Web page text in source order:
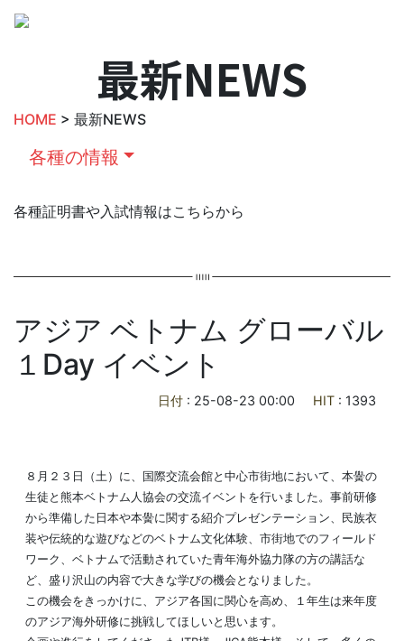
最新NEWS
HOME > 最新NEWS
各種の情報
各種証明書や入試情報はこちらから
アジア ベトナム グローバル
１Day イベント
日付 : 25-08-23 00:00 HIT : 1393
８月２３日（土）に、国際交流会館と中心市街地において、本黌の
生徒と熊本ベトナム人協会の交流イベントを行いました。事前研修
から準備した日本や本黌に関する紹介プレゼンテーション、民族衣
装や伝統的な遊びなどのベトナム文化体験、市街地でのフィールド
ワーク、ベトナムで活動されていた青年海外協力隊の方の講話な
ど、盛り沢山の内容で大きな学びの機会となりました。
この機会をきっかけに、アジア各国に関心を高め、１年生は来年度
のアジア海外研修に挑戦してほしいと思います。